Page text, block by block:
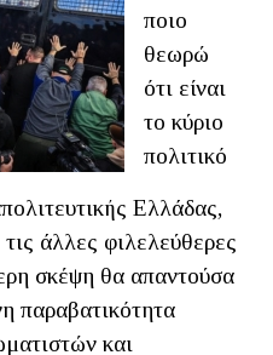
ποιο
θεωρώ
ότι είναι
το κύριο
πολιτικό
Ελλάδας,
άλλες φιλελεύθερες
σκέψη θα απαντούσα
παραβατικότητα
και